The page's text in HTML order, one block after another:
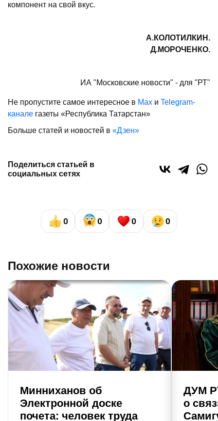
компонент на свой вкус.
А.КОЛОТИЛКИН.
Д.МОРОЧЕНКО.
ИА "Московские новости" - для "РТ"
Не пропустите самое интересное в Max и Telegram-
канале газеты «Республика Татарстан»
Больше статей и новостей в «Дзен»
Поделиться статьей в
социальных сетях
0 0 0 0
Похожие новости
Минниханов об
Электронной доске
почета: человек труда
ДУМ
о